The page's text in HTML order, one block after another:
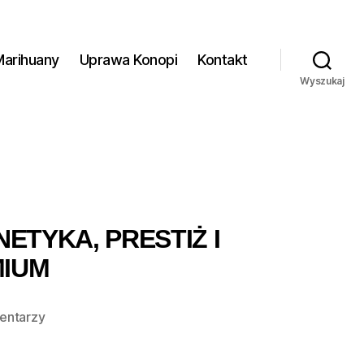
Uprawa Konopi Kontakt
Wyszukaj
PRESTIŻ I
do